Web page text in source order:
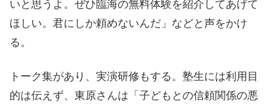
いと思うよ。ぜひ臨海の無料体験を紹介してあげて
ほしい。君にしか頼めないんだ」などと声をかけ
る。
トーク集があり、実演研修もする。塾生には利用目
的は伝えず、東原さんは「子どもとの信頼関係の悪